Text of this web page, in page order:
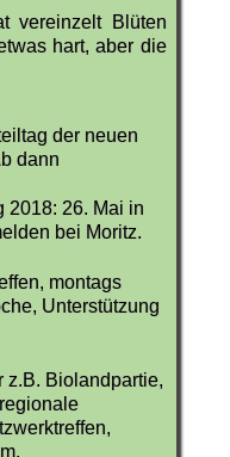
vereinzelt Blüten
hart, aber die
der neuen
dann
2018: 26. Mai in
bei Moritz.
montags
Unterstützung
z.B. Biolandpartie,